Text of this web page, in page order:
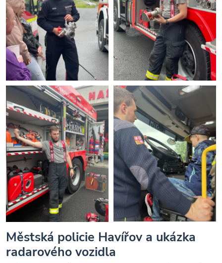
Městská policie Havířov a ukázka
radarového vozidla